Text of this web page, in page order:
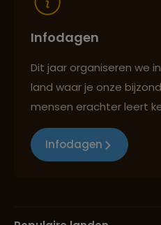
Infodagen
Dit jaar organiseren we
land waar je onze
mensen erachter leert
Infodagen